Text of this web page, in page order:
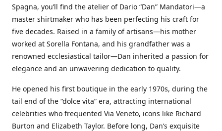
Spagna, you’ll find the atelier of Dario “Dan” Mandatori—a
master shirtmaker who has been perfecting his craft for
five decades. Raised in a family of artisans—his mother
worked at Sorella Fontana, and his grandfather was a
renowned ecclesiastical tailor—Dan inherited a passion for
elegance and an unwavering dedication to quality.
He opened his first boutique in the early 1970s, during the
tail end of the “dolce vita” era, attracting international
celebrities who frequented Via Veneto, icons like Richard
Burton and Elizabeth Taylor. Before long, Dan’s exquisite